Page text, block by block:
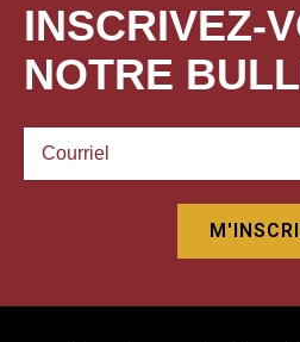
INSCRIVEZ-
NOTRE